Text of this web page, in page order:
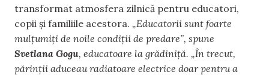
transformat atmosfera zilnică pentru educatori,
copii și familiile acestora. „Educatorii sunt foarte
mulțumiți de noile condiții de predare”, spune
Svetlana Gogu, educatoare la grădiniță. „În trecut,
părinții aduceau radiatoare electrice doar pentru a